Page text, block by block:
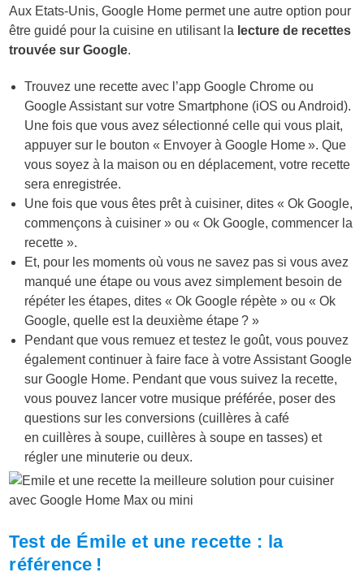
Aux Etats-Unis, Google Home permet une autre option pour
être guidé pour la cuisine en utilisant la lecture de recettes
trouvée sur Google.
Trouvez une recette avec l’app Google Chrome ou
Google Assistant sur votre Smartphone (iOS ou Android).
Une fois que vous avez sélectionné celle qui vous plait,
appuyer sur le bouton « Envoyer à Google Home ». Que
vous soyez à la maison ou en déplacement, votre recette
sera enregistrée.
Une fois que vous êtes prêt à cuisiner, dites « Ok Google,
commençons à cuisiner » ou « Ok Google, commencer la
recette ».
Et, pour les moments où vous ne savez pas si vous avez
manqué une étape ou vous avez simplement besoin de
répéter les étapes, dites « Ok Google répète » ou « Ok
Google, quelle est la deuxième étape ? »
Pendant que vous remuez et testez le goût, vous pouvez
également continuer à faire face à votre Assistant Google
sur Google Home. Pendant que vous suivez la recette,
vous pouvez lancer votre musique préférée, poser des
questions sur les conversions (cuillères à café
en cuillères à soupe, cuillères à soupe en tasses) et
régler une minuterie ou deux.
Test de Émile et une recette : la
référence !